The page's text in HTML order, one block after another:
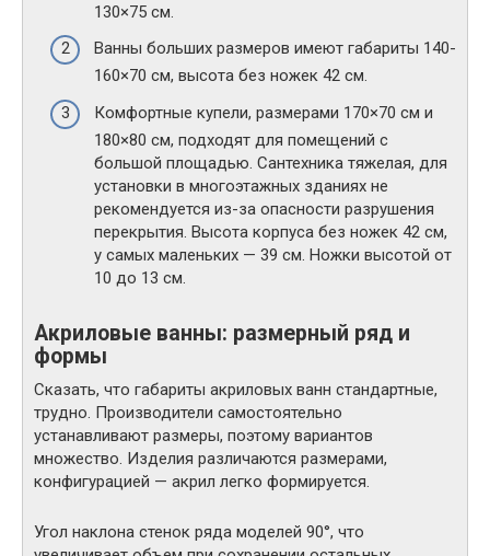
130×75 см.
Ванны больших размеров имеют габариты 140-
160×70 см, высота без ножек 42 см.
Комфортные купели, размерами 170×70 см и
180×80 см, подходят для помещений с
большой площадью. Сантехника тяжелая, для
установки в многоэтажных зданиях не
рекомендуется из-за опасности разрушения
перекрытия. Высота корпуса без ножек 42 см,
у самых маленьких — 39 см. Ножки высотой от
10 до 13 см.
Акриловые ванны: размерный ряд и
формы
Сказать, что габариты акриловых ванн стандартные,
трудно. Производители самостоятельно
устанавливают размеры, поэтому вариантов
множество. Изделия различаются размерами,
конфигурацией — акрил легко формируется.
Угол наклона стенок ряда моделей 90°, что